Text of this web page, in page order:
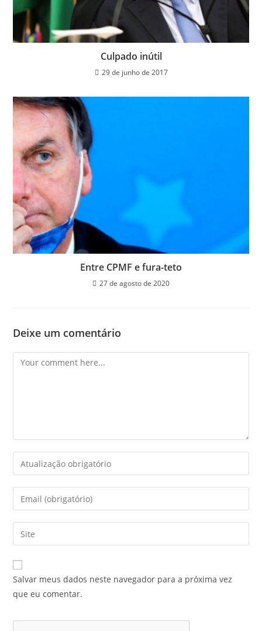
Culpado inútil
29 de junho de 2017
Entre CPMF e fura-teto
27 de agosto de 2020
Deixe um comentário
Salvar meus dados neste navegador para a próxima vez
que eu comentar.